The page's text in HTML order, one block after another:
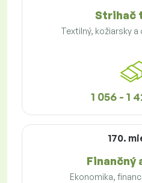
Strihač
Textilný, kožiarsky
1 056 - 1
170.
Finančný
Ekonomika,